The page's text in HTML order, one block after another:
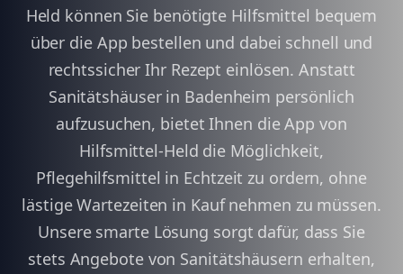
Held können Sie benötigte Hilfsmittel bequem
über die App bestellen und dabei schnell und
rechtssicher Ihr Rezept einlösen. Anstatt
Sanitätshäuser in Badenheim persönlich
aufzusuchen, bietet Ihnen die App von
Hilfsmittel-Held die Möglichkeit,
Pflegehilfsmittel in Echtzeit zu ordern, ohne
lästige Wartezeiten in Kauf nehmen zu müssen.
Unsere smarte Lösung sorgt dafür, dass Sie
stets Angebote von Sanitätshäusern erhalten,